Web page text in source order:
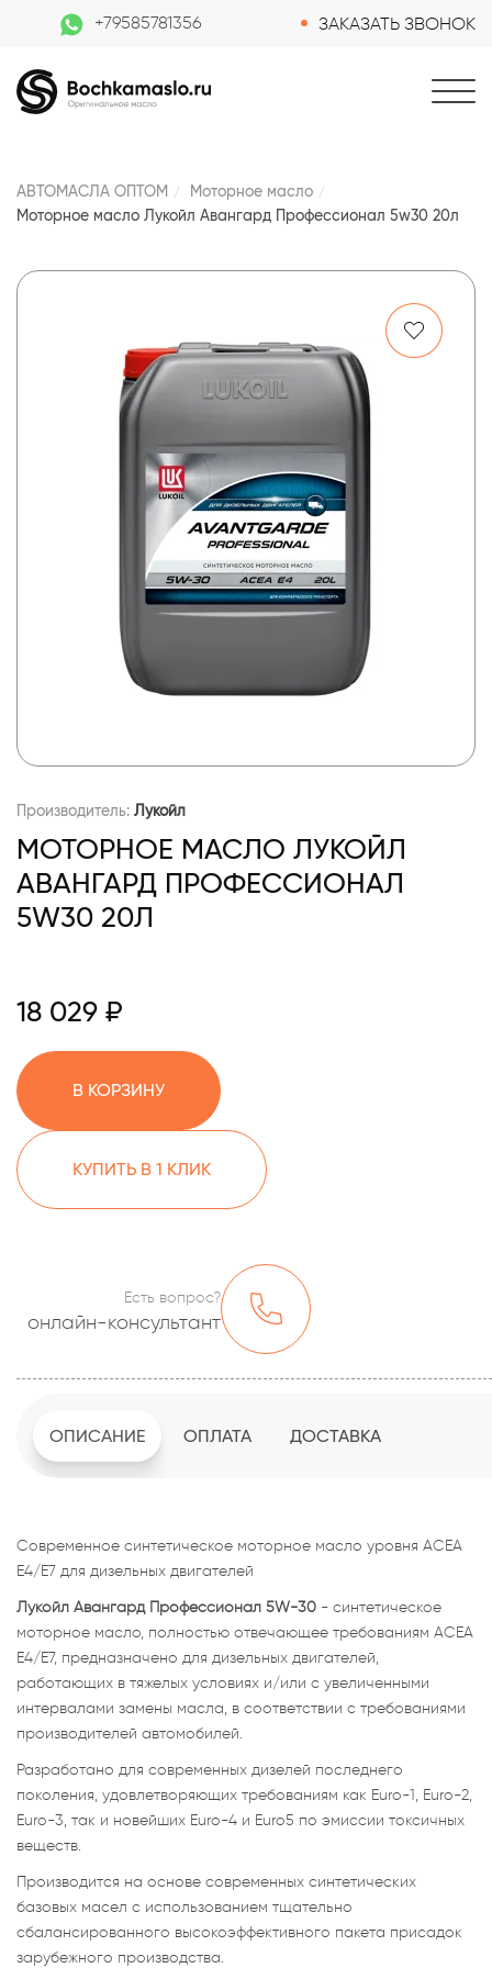
+79585781356 ЗАКАЗАТЬ ЗВОНОК
АВТОМАСЛА ОПТОМ
Моторное масло
Моторное масло Лукойл Авангард Профессионал 5w30 20л
Производитель: Лукойл
МОТОРНОЕ МАСЛО ЛУКОЙЛ
АВАНГАРД ПРОФЕССИОНАЛ
5W30 20Л
18 029 ₽
В КОРЗИНУ
КУПИТЬ В 1 КЛИК
Есть вопрос?
онлайн-консультант
ОПИСАНИЕ ОПЛАТА ДОСТАВКА
Современное синтетическое моторное масло уровня ACEA
E4/E7 для дизельных двигателей
Лукойл Авангард Профессионал 5W-30 - синтетическое
моторное масло, полностью отвечающее требованиям ACEA
E4/E7, предназначено для дизельных двигателей,
работающих в тяжелых условиях и/или с увеличенными
интервалами замены масла, в соответствии с требованиями
производителей автомобилей.
Разработано для современных дизелей последнего
поколения, удовлетворяющих требованиям как Euro-1, Euro-2,
Euro-3, так и новейших Euro-4 и Euro5 по эмиссии токсичных
веществ.
Производится на основе современных синтетических
базовых масел с использованием тщательно
сбалансированного высокоэффективного пакета присадок
зарубежного производства.